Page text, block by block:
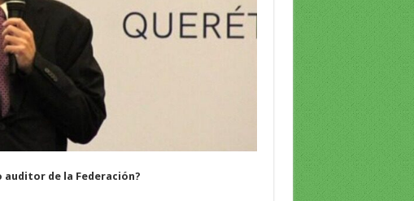
auditor de la Federación?